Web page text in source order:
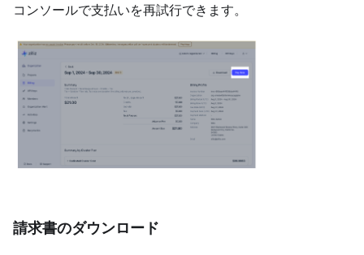
コンソールで支払いを再試行できます。
請求書のダウンロード